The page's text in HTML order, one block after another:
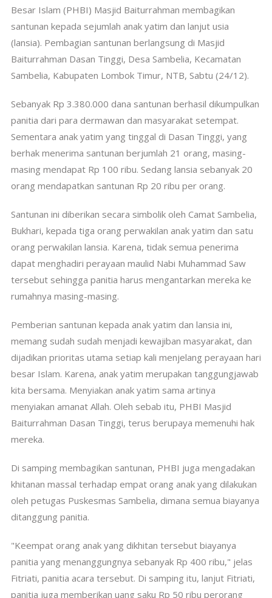
Besar Islam (PHBI) Masjid Baiturrahman membagikan
santunan kepada sejumlah anak yatim dan lanjut usia
(lansia). Pembagian santunan berlangsung di Masjid
Baiturrahman Dasan Tinggi, Desa Sambelia, Kecamatan
Sambelia, Kabupaten Lombok Timur, NTB, Sabtu (24/12).
Sebanyak Rp 3.380.000 dana santunan berhasil dikumpulkan
panitia dari para dermawan dan masyarakat setempat.
Sementara anak yatim yang tinggal di Dasan Tinggi, yang
berhak menerima santunan berjumlah 21 orang, masing-
masing mendapat Rp 100 ribu. Sedang lansia sebanyak 20
orang mendapatkan santunan Rp 20 ribu per orang.
Santunan ini diberikan secara simbolik oleh Camat Sambelia,
Bukhari, kepada tiga orang perwakilan anak yatim dan satu
orang perwakilan lansia. Karena, tidak semua penerima
dapat menghadiri perayaan maulid Nabi Muhammad Saw
tersebut sehingga panitia harus mengantarkan mereka ke
rumahnya masing-masing.
Pemberian santunan kepada anak yatim dan lansia ini,
memang sudah sudah menjadi kewajiban masyarakat, dan
dijadikan prioritas utama setiap kali menjelang perayaan hari
besar Islam. Karena, anak yatim merupakan tanggungjawab
kita bersama. Menyiakan anak yatim sama artinya
menyiakan amanat Allah. Oleh sebab itu, PHBI Masjid
Baiturrahman Dasan Tinggi, terus berupaya memenuhi hak
mereka.
Di samping membagikan santunan, PHBI juga mengadakan
khitanan massal terhadap empat orang anak yang dilakukan
oleh petugas Puskesmas Sambelia, dimana semua biayanya
ditanggung panitia.
"Keempat orang anak yang dikhitan tersebut biayanya
panitia yang menanggungnya sebanyak Rp 400 ribu," jelas
Fitriati, panitia acara tersebut. Di samping itu, lanjut Fitriati,
panitia juga memberikan uang saku Rp 50 ribu perorang